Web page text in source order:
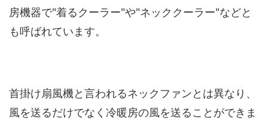
房機器で"着るクーラー"や"ネッククーラー"などと
も呼ばれています。
首掛け扇風機と言われるネックファンとは異なり、
風を送るだけでなく冷暖房の風を送ることができま